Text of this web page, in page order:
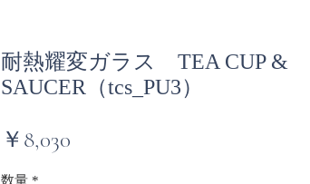
耐熱耀変ガラス TEA CUP &
SAUCER（tcs_PU3）
￥8,030
数量 *